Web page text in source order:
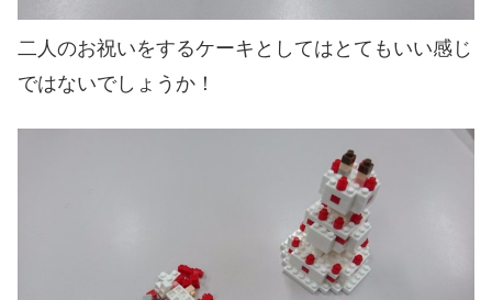
二人のお祝いをするケーキとしてはとてもいい感じ
ではないでしょうか！